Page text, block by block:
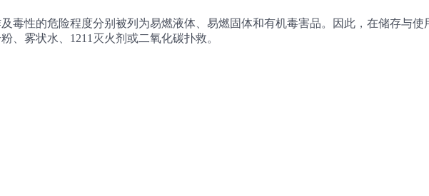
毒性的危险程度分别被列为易燃液体、易燃固体和有机毒害品。因此，在储存与
、雾状水、1211灭火剂或二氧化碳扑救。